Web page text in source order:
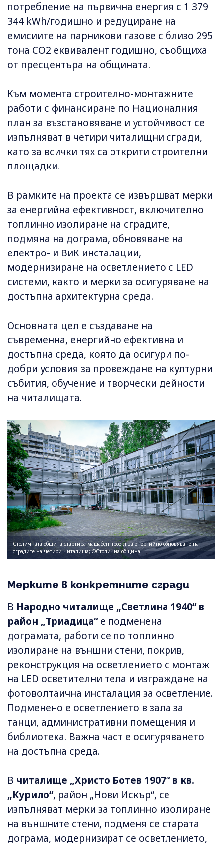
потребление на първична енергия с 1 379
344 kWh/годишно и редуциране на
емисиите на парникови газове с близо 295
тона CO2 еквивалент годишно, съобщиха
от пресцентъра на общината.
Към момента строително-монтажните
работи с финансиране по Националния
план за възстановяване и устойчивост се
изпълняват в четири читалищни сгради,
като за всички тях са открити строителни
площадки.
В рамките на проекта се извършват мерки
за енергийна ефективност, включително
топлинно изолиране на сградите,
подмяна на дограма, обновяване на
електро- и ВиК инсталации,
модернизиране на осветлението с LED
системи, както и мерки за осигуряване на
достъпна архитектурна среда.
Основната цел е създаване на
съвременна, енергийно ефективна и
достъпна среда, която да осигури по-
добри условия за провеждане на културни
събития, обучение и творчески дейности
на читалищата.
Столичната община стартира мащабен проект за енергийно обновяване на
сградите на четири читалища; ©Столична община
Мерките в конкретните сгради
В Народно читалище „Светлина 1940“ в
район „Триадица“е подменена
дограмата, работи се по топлинно
изолиране на външни стени, покрив,
реконструкция на осветлението с монтаж
на LED осветителни тела и изграждане на
фотоволтаична инсталация за осветление.
Подменено е осветлението в зала за
танци, административни помещения и
библиотека. Важна част е осигуряването
на достъпна среда.
В читалище „Христо Ботев 1907“ в кв.
„Курило“, район „Нови Искър“, се
изпълняват мерки за топлинно изолиране
на външните стени, подменя се старата
дограма, модернизират се осветлението,